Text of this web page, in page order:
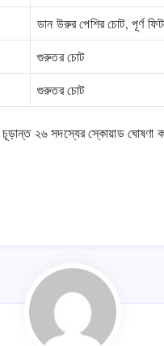
ডান উরুর পেশির চোট, পূর্ণ
গুরুতর চোট
গুরুতর চোট
২৬ সদস্যের স্কোয়াড ঘোষণা